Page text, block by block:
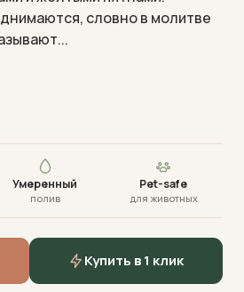
словно в молитве
Умеренный
полив
Pet-safe
для животных
Купить в 1 клик